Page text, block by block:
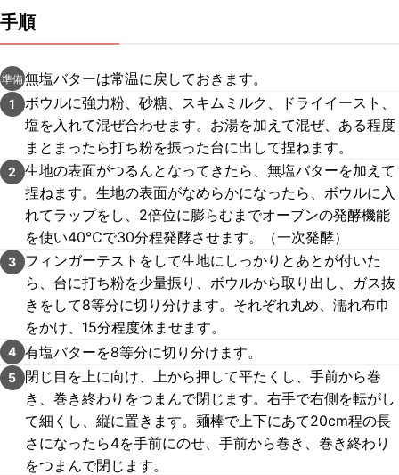
手順
準備無塩バターは常温に戻しておきます。
1
ボウルに強力粉、砂糖、スキムミルク、ドライイースト、
塩を入れて混ぜ合わせます。お湯を加えて混ぜ、ある程度
まとまったら打ち粉を振った台に出して捏ねます。
2
生地の表面がつるんとなってきたら、無塩バターを加えて
捏ねます。生地の表面がなめらかになったら、ボウルに入
れてラップをし、2倍位に膨らむまでオーブンの発酵機能
を使い40℃で30分程発酵させます。（一次発酵）
3
フィンガーテストをして生地にしっかりとあとが付いた
ら、台に打ち粉を少量振り、ボウルから取り出し、ガス抜
きをして8等分に切り分けます。それぞれ丸め、濡れ布巾
をかけ、15分程度休ませます。
4 有塩バターを8等分に切り分けます。
5
閉じ目を上に向け、上から押して平たくし、手前から巻
き、巻き終わりをつまんで閉じます。右手で右側を転がし
て細くし、縦に置きます。麺棒で上下にあて20cm程の長
さになったら4を手前にのせ、手前から巻き、巻き終わり
をつまんで閉じます。